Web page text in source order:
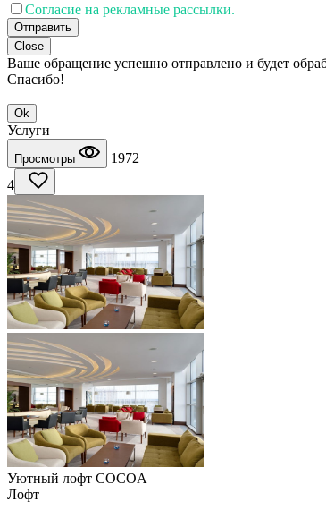
Согласие на рекламные рассылки.
Отправить
Close
Ваше обращение успешно отправлено и будет
Спасибо!
Ok
Услуги
Просмотры
1972
4
Уютный лофт COCOA
Лофт